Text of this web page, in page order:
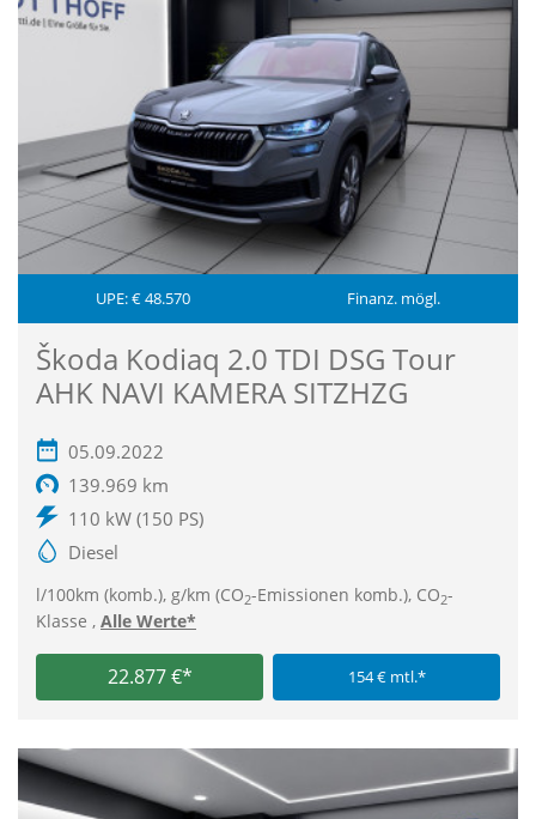
UPE: € 48.570 Finanz. mögl.
Škoda Kodiaq 2.0 TDI DSG Tour
AHK NAVI KAMERA SITZHZG
05.09.2022
139.969 km
110 kW (150 PS)
Diesel
l/100km (komb.), g/km (CO2-Emissionen komb.), CO2-
Klasse , Alle Werte*
22.877 €* 154 € mtl.*